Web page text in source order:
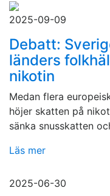
2025-09-09
Debatt:
länders
nikotin
Medan flera
höjer skatten på
sänka snusskatten
Läs mer
2025-06-30